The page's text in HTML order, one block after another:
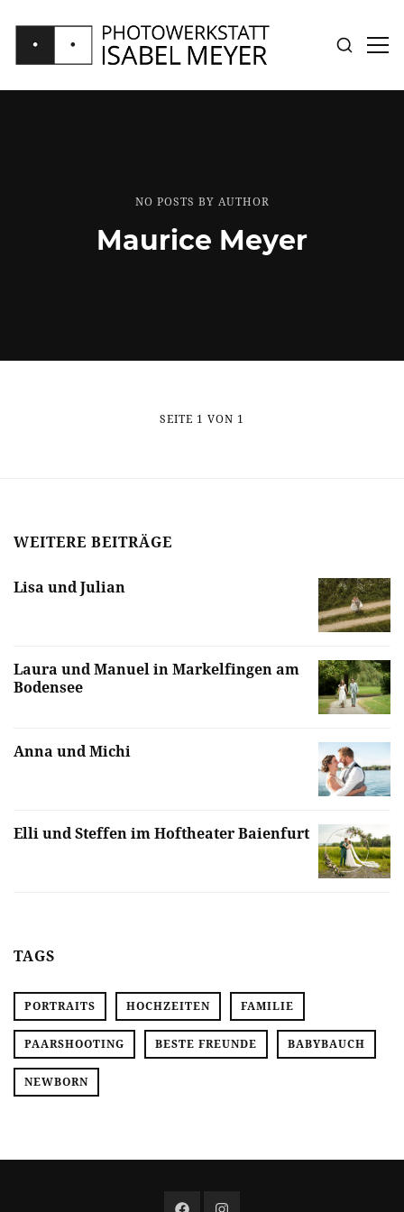
SUCHE
NO POSTS BY AUTHOR
Maurice Meyer
SEITE 1 VON 1
WEITERE BEITRÄGE
Lisa und Julian
Laura und Manuel in Markelfingen am
Bodensee
Anna und Michi
Elli und Steffen im Hoftheater Baienfurt
TAGS
PORTRAITS HOCHZEITEN FAMILIE
PAARSHOOTING BESTE FREUNDE BABYBAUCH
NEWBORN